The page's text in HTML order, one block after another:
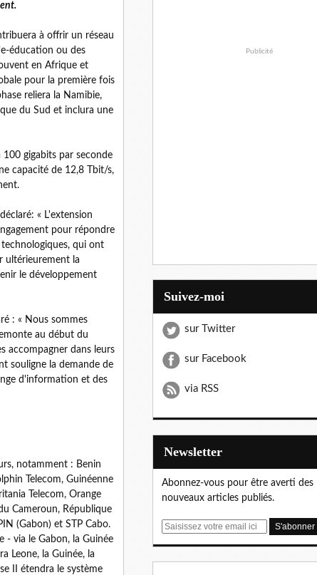
à offrir un réseau
éducation ou des
en Afrique et
pour la première fois
reliera la Namibie,
du Sud et inclura une
gigabits par seconde
capacité de 12,8 Tbit/s,
« L'extension
pour répondre
qui ont
ultérieurement la
le développement
: « Nous sommes
au début du
accompagner dans leurs
souligne la demande de
d'information et des
notamment : Benin
Telecom, Guinéenne
Telecom, Orange
Cameroun, République
(Gabon) et STP Cabo.
- via le Gabon, la Guinée
Leone, la Guinée, la
II étendra le système
Publicité
Suivez-moi
sur Twitter
sur Facebook
via RSS
Newsletter
Abonnez-vous pour être averti des
nouveaux articles publiés.
E